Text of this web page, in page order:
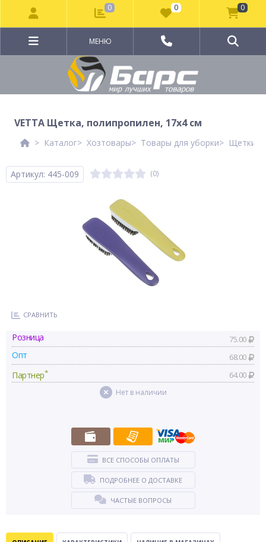
МЕНЮ
VETTA Щетка, полипропилен, 17х4 см
Каталог Хозтовары Товары для уборки Щетки
Артикул: 445-009 (0)
СРАВНИТЬ
Розница 75.00
Опт 68.00
Партнер* 64.00
Нет в наличии
ВСЕ СПОСОБЫ ОПЛАТЫ
ПОДРОБНЕЕ О ДОСТАВКЕ
ЧАСТЫЕ ВОПРОСЫ
0 0 0